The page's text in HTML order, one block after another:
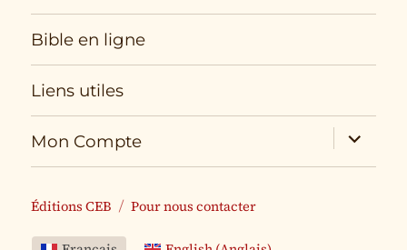
Bible en ligne
Liens utiles
Mon Compte
expand
child
menu
Éditions CEB Pour nous contacter